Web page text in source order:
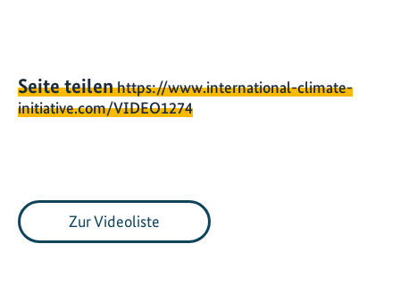
Seite teilenhttps://www.international-climate-
initiative.com/VIDEO1274
Zur Videoliste